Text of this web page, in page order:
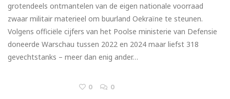
grotendeels ontmantelen van de eigen nationale voorraad
zwaar militair materieel om buurland Oekraïne te steunen.
Volgens officiële cijfers van het Poolse ministerie van Defensie
doneerde Warschau tussen 2022 en 2024 maar liefst 318
gevechtstanks – meer dan enig ander…
0 0